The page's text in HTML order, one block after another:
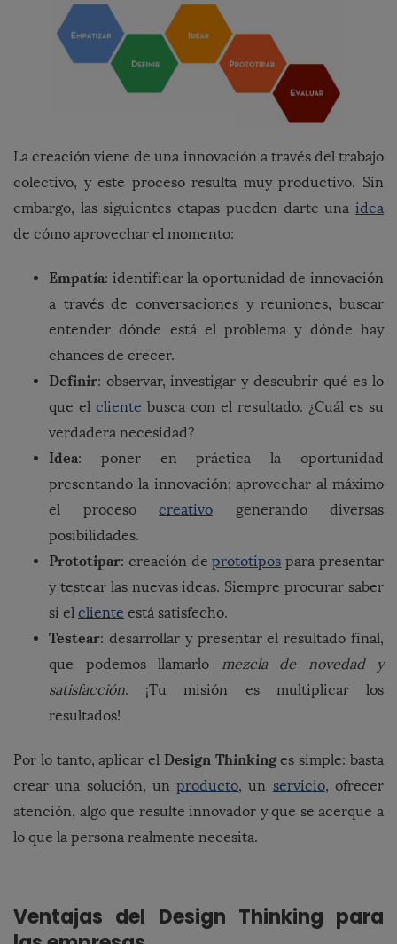
La creación viene de una innovación a través del trabajo
colectivo, y este proceso resulta muy productivo. Sin
embargo, las siguientes etapas pueden darte una idea
de cómo aprovechar el momento:
Empatía: identificar la oportunidad de innovación
a través de conversaciones y reuniones, buscar
entender dónde está el problema y dónde hay
chances de crecer.
Definir: observar, investigar y descubrir qué es lo
que el cliente busca con el resultado. ¿Cuál es su
verdadera necesidad?
Idea: poner en práctica la oportunidad
presentando la innovación; aprovechar al máximo
el proceso creativo generando diversas
posibilidades.
Prototipar: creación deprototipos para presentar
y testear las nuevas ideas. Siempre procurar saber
si el cliente está satisfecho.
Testear: desarrollar y presentar el resultado final,
que podemos llamarlo mezcla de novedad y
satisfacción. ¡Tu misión es multiplicar los
resultados!
Por lo tanto, aplicar el Design Thinkinges simple: basta
crear una solución, unproducto, un servicio, ofrecer
atención, algo que resulte innovador y que se acerque a
lo que la persona realmente necesita.
Ventajas del Design Thinking para